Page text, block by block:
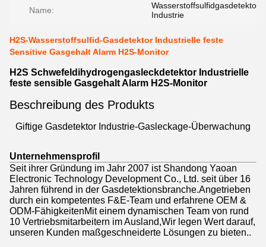
Name:
Wasserstoffsulfidgasdetektor
Industrie
H2S-Wasserstoffsulfid-Gasdetektor Industrielle feste
Sensitive Gasgehalt Alarm H2S-Monitor
H2S Schwefeldihydrogengasleckdetektor Industrielle
feste sensible Gasgehalt Alarm H2S-Monitor
Beschreibung des Produkts
Giftige Gasdetektor Industrie-Gasleckage-Überwachung
Unternehmensprofil
Seit ihrer Gründung im Jahr 2007 ist Shandong Yaoan
Electronic Technology Development Co., Ltd. seit über 16
Jahren führend in der Gasdetektionsbranche.Angetrieben
durch ein kompetentes F&E-Team und erfahrene OEM &
ODM-FähigkeitenMit einem dynamischen Team von rund
10 Vertriebsmitarbeitern im Ausland,Wir legen Wert darauf,
unseren Kunden maßgeschneiderte Lösungen zu bieten..